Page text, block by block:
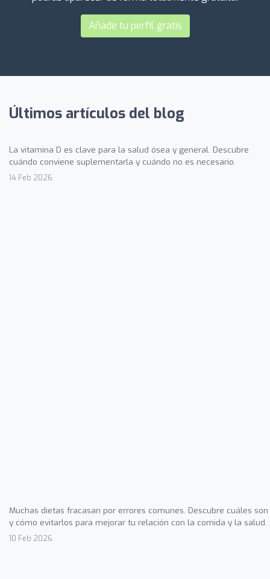
Añade tu perfil gratis
Últimos artículos del blog
La vitamina D es clave para la salud ósea y general. Descubre
cuándo conviene suplementarla y cuándo no es necesario.
14 Feb 2026
Muchas dietas fracasan por errores comunes. Descubre cuáles son
y cómo evitarlos para mejorar tu relación con la comida y la salud.
10 Feb 2026